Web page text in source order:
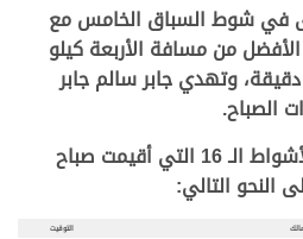
في شوط السباق الخامس مع
من مسافة الأربعة كيلو
مترات والذي يبلغ 6:01:29 دقيقة، وتهدي جابر سالم جابر
الصباح.
وجاءت النتائج التفصيلية للأشواط الـ 16 التي أقيمت صباح
النحو التالي:
التوقيت